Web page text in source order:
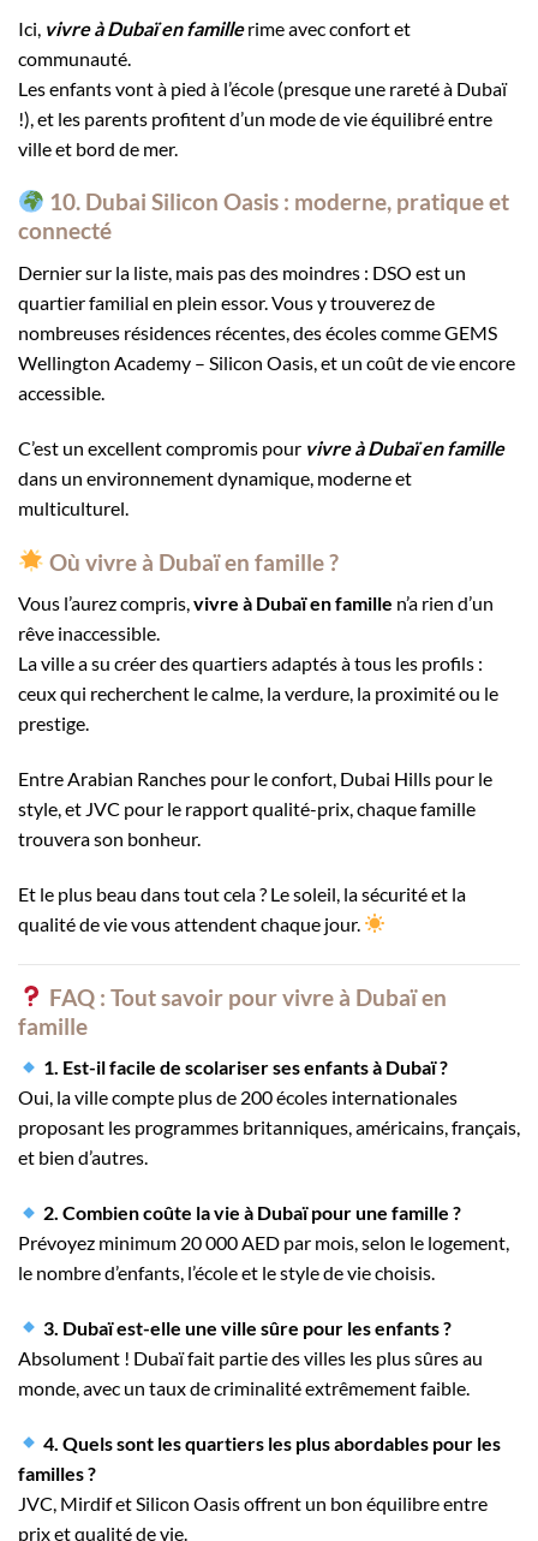
Ici, vivre à Dubaï en famillerime avec confort et
communauté.
Les enfants vont à pied à l’école (presque une rareté à Dubaï
!), et les parents profitent d’un mode de vie équilibré entre
ville et bord de mer.
10. Dubai Silicon Oasis : moderne, pratique et
connecté
Dernier sur la liste, mais pas des moindres : DSO est un
quartier familial en plein essor. Vous y trouverez de
nombreuses résidences récentes, des écoles comme GEMS
Wellington Academy – Silicon Oasis, et un coût de vie encore
accessible.
C’est un excellent compromis pour vivre à Dubaï en famille
dans un environnement dynamique, moderne et
multiculturel.
Où vivre à Dubaï en famille ?
Vous l’aurez compris,vivre à Dubaï en famille n’a rien d’un
rêve inaccessible.
La ville a su créer des quartiers adaptés à tous les profils :
ceux qui recherchent le calme, la verdure, la proximité ou le
prestige.
Entre Arabian Ranches pour le confort, Dubai Hills pour le
style, et JVC pour le rapport qualité-prix, chaque famille
trouvera son bonheur.
Et le plus beau dans tout cela ? Le soleil, la sécurité et la
qualité de vie vous attendent chaque jour.
FAQ : Tout savoir pour vivre à Dubaï en
famille
1. Est-il facile de scolariser ses enfants à Dubaï ?
Oui, la ville compte plus de 200 écoles internationales
proposant les programmes britanniques, américains, français,
et bien d’autres.
2. Combien coûte la vie à Dubaï pour une famille ?
Prévoyez minimum 20 000 AED par mois, selon le logement,
le nombre d’enfants, l’école et le style de vie choisis.
3. Dubaï est-elle une ville sûre pour les enfants ?
Absolument ! Dubaï fait partie des villes les plus sûres au
monde, avec un taux de criminalité extrêmement faible.
4. Quels sont les quartiers les plus abordables pour les
familles ?
JVC, Mirdif et Silicon Oasis offrent un bon équilibre entre
prix et qualité de vie.